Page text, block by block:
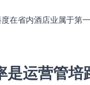
在省内酒店业属于第
是运营管培